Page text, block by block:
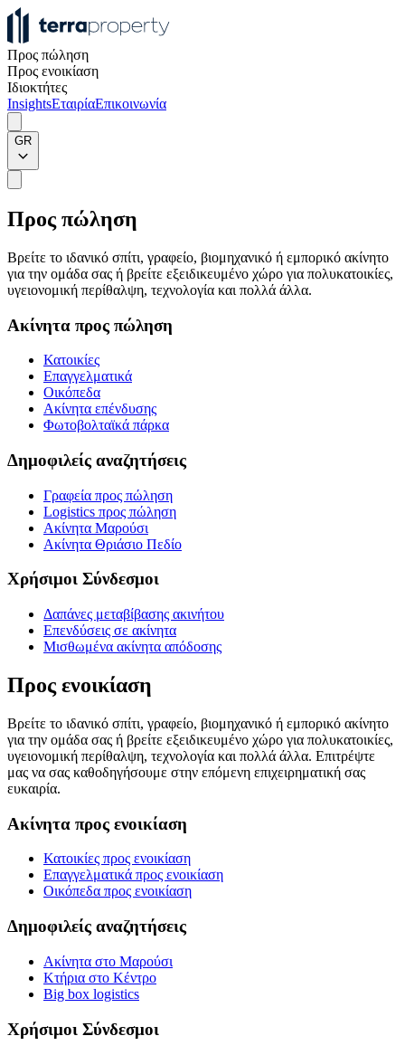
Προς πώληση
Προς ενοικίαση
Ιδιοκτήτες
InsightsΕταιρίαΕπικοινωνία
GR
Προς πώληση
Βρείτε το ιδανικό σπίτι, γραφείο, βιομηχανικό ή εμπορικό ακίνητο
για την ομάδα σας ή βρείτε εξειδικευμένο χώρο για πολυκατοικίες,
υγειονομική περίθαλψη, τεχνολογία και πολλά άλλα.
Ακίνητα προς πώληση
Κατοικίες
Επαγγελματικά
Οικόπεδα
Ακίνητα επένδυσης
Φωτοβολταϊκά πάρκα
Δημοφιλείς αναζητήσεις
Γραφεία προς πώληση
Logistics προς πώληση
Ακίνητα Μαρούσι
Ακίνητα Θριάσιο Πεδίο
Χρήσιμοι Σύνδεσμοι
Δαπάνες μεταβίβασης ακινήτου
Επενδύσεις σε ακίνητα
Μισθωμένα ακίνητα απόδοσης
Προς ενοικίαση
Βρείτε το ιδανικό σπίτι, γραφείο, βιομηχανικό ή εμπορικό ακίνητο
για την ομάδα σας ή βρείτε εξειδικευμένο χώρο για πολυκατοικίες,
υγειονομική περίθαλψη, τεχνολογία και πολλά άλλα. Επιτρέψτε
μας να σας καθοδηγήσουμε στην επόμενη επιχειρηματική σας
ευκαιρία.
Ακίνητα προς ενοικίαση
Κατοικίες προς ενοικίαση
Επαγγελματικά προς ενοικίαση
Οικόπεδα προς ενοικίαση
Δημοφιλείς αναζητήσεις
Ακίνητα στο Μαρούσι
Κτήρια στο Κέντρο
Big box logistics
Χρήσιμοι Σύνδεσμοι